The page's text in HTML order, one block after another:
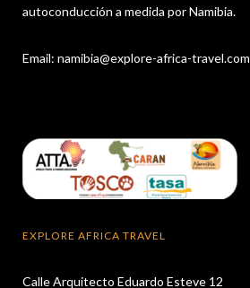
autoconducción a medida por Namibia.
Email: namibia@explore-africa-travel.com
EXPLORE AFRICA TRAVEL
Calle Arquitecto Eduardo Esteve 12